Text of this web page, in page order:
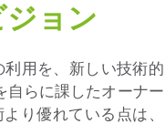
ョン
用を、新しい技術的
自らに課したオーナー
り優れている点は、